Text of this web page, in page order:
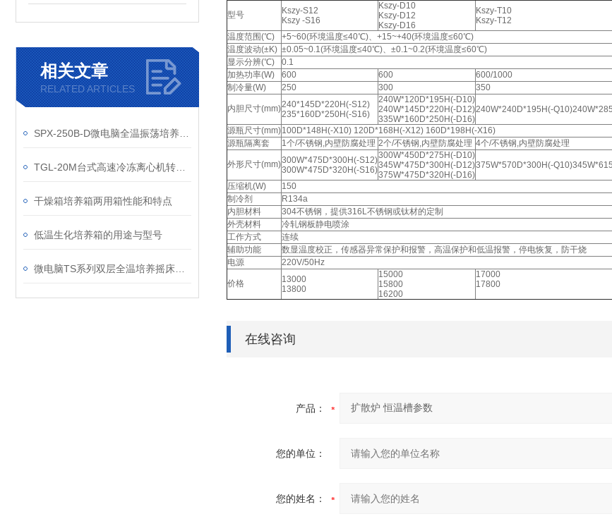
相关文章
RELATED ARTICLES
干燥箱培养箱两用箱性能和特点
低温生化培养箱的用途与型号
型号
Kszy-S12
Kszy -S16
Kszy-D10
Kszy-D12
Kszy-D16
Kszy-T10
Kszy-T12
温度范围(℃)
+5~60(环境温度≤40℃)、+15~+40(环境温度≤60℃)
温度波动(±K) ±0.05~0.1(环境温度≤40℃)、±0.1~0.2(环境温度≤60℃)
显示分辨(℃)
0.1
加热功率(W)
600 600
600/1000
制冷量(W)
250 300 350
内胆尺寸(mm)240*145D*220H(-S12)
235*160D*250H(-S16)
240W*120D*195H(-D10)
240W*145D*220H(-D12)
335W*160D*250H(-D16)
240W*240D*195H(-
源瓶尺寸(mm)100D*148H(-X10) 120D*168H(-X12) 160D*198H(-X16)
源瓶隔离套
1个/不锈钢,内壁防腐处理 2个/不锈钢,内壁防腐处理 4个/不锈钢,内壁防腐处理
外形尺寸(mm)300W*475D*300H(-S12)
300W*475D*320H(-S16)
300W*450D*275H(-D10)
345W*475D*300H(-D12)
375W*475D*320H(-D16)
375W*570D*300H(-
压缩机(W)
150
制冷剂
R134a
内胆材料
304不锈钢，提供316L不锈钢或钛材的定制
外壳材料
冷轧钢板静电喷涂
工作方式
连续
辅助功能
数显温度校正，传感器异常保护和报警，高温保护和低温报警，停电恢复，防干烧
电源
220V/50Hz
价格
13000
13800
15000
15800
16200
17000
17800
在线咨询
产品：
您的单位：
您的姓名：